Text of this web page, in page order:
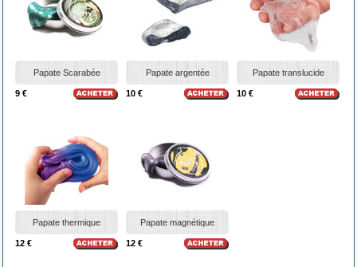
Papate Scarabée
9 €
Papate argentée
10 €
Papate translucide
10 €
Papate thermique
12 €
Papate magnétique
12 €